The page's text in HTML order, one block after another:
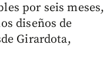
por seis meses,
diseños de
Girardota,